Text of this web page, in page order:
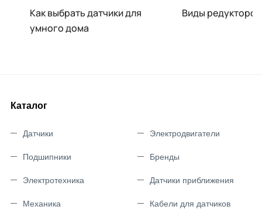
Как выбрать датчики для
умного дома
Виды редукторов
Каталог
Датчики
Подшипники
Электротехника
Механика
Электродвигатели
Бренды
Датчики приближения
Кабели для датчиков